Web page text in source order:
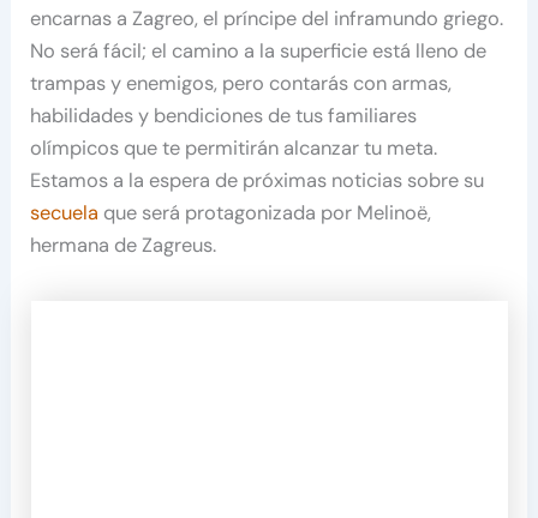
encarnas a Zagreo, el príncipe del inframundo griego.
No será fácil; el camino a la superficie está lleno de
trampas y enemigos, pero contarás con armas,
habilidades y bendiciones de tus familiares
olímpicos que te permitirán alcanzar tu meta.
Estamos a la espera de próximas noticias sobre su
secuela que será protagonizada por Melinoë,
hermana de Zagreus.